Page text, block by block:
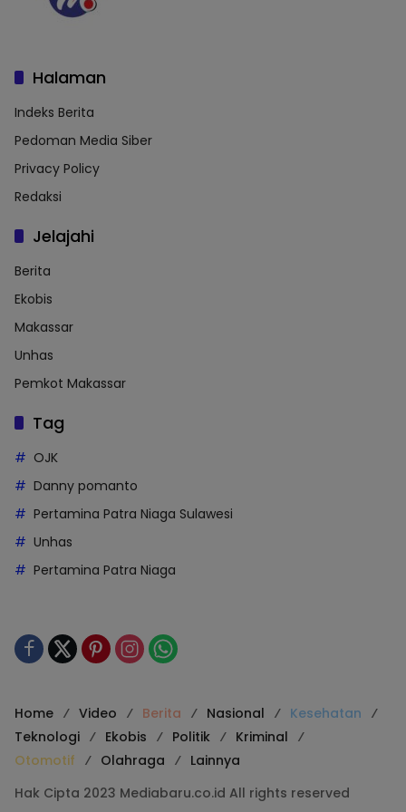
Halaman
Indeks Berita
Pedoman Media Siber
Privacy Policy
Redaksi
Jelajahi
Berita
Ekobis
Makassar
Unhas
Pemkot Makassar
Tag
OJK
Danny pomanto
Pertamina Patra Niaga Sulawesi
Unhas
Pertamina Patra Niaga
Home Video Berita Nasional
Kesehatan
Teknologi
Ekobis Politik
Kriminal
Otomotif
Olahraga
Lainnya
Hak Cipta 2023 Mediabaru.co.id All rights reserved